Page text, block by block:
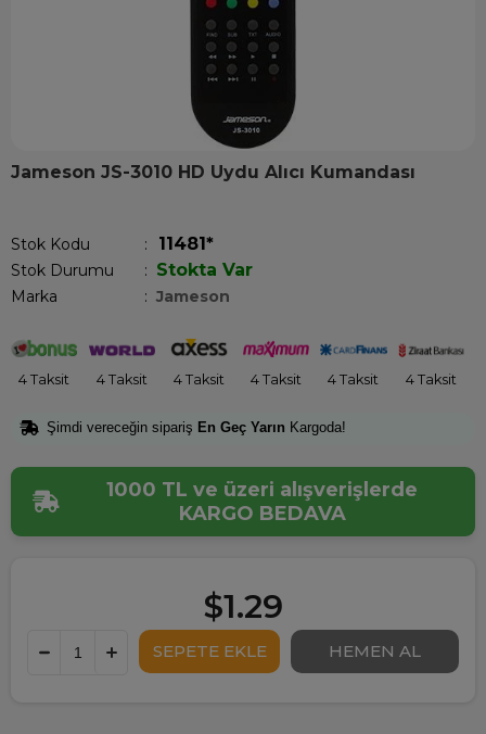
Jameson JS-3010 HD Uydu Alıcı Kumandası
Stok Kodu 11481*
Stok Durumu : Stokta Var
Marka : Jameson
4 Taksit 4 Taksit 4 Taksit 4 Taksit 4 Taksit 4 Taksit
Şimdi vereceğin sipariş En Geç Yarın Kargoda!
1000 TL ve üzeri alışverişlerde
KARGO BEDAVA
$1.29